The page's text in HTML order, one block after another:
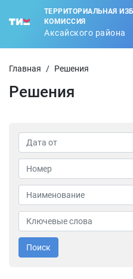
ТЕРРИТОРИАЛЬНАЯ
КОМИССИЯ
Аксайского района
Главная / Решения
Решения
Поиск